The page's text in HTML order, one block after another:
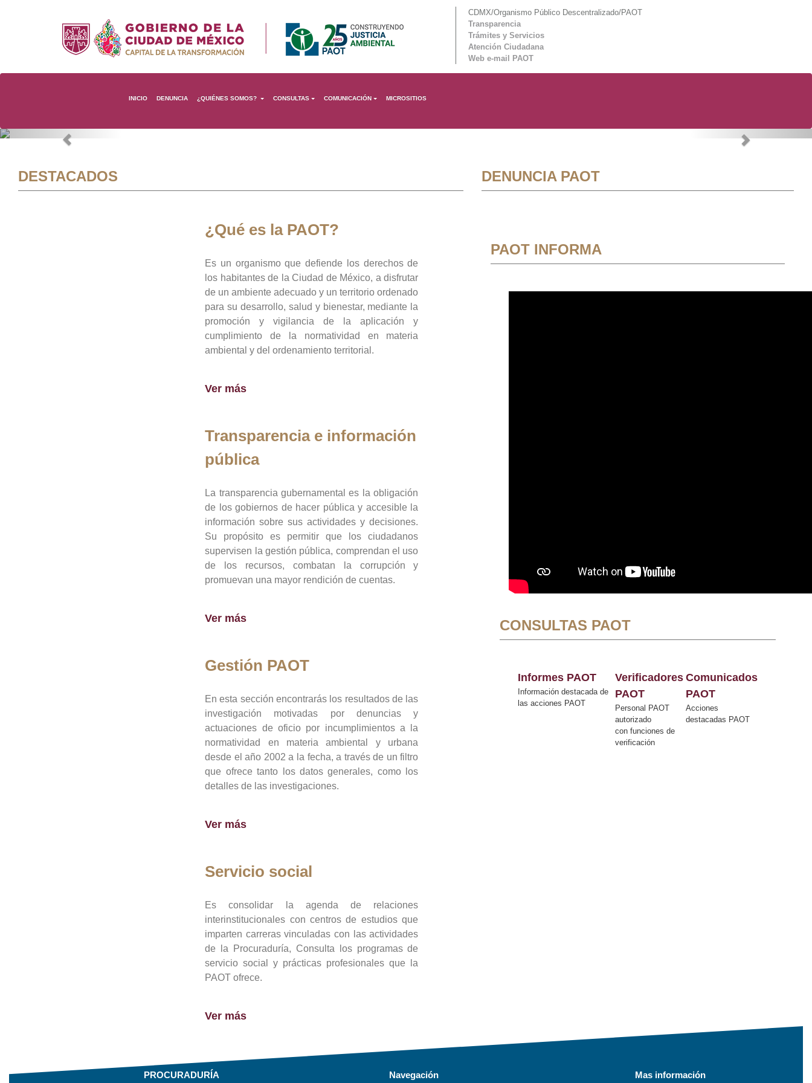
CDMX/Organismo Público Descentralizado/PAOT
Transparencia
Trámites y Servicios
Atención Ciudadana
Web e-mail PAOT
INICIO DENUNCIA ¿QUIÉNES SOMOS? CONSULTAS COMUNICACIÓN MICROSITIOS
Previous Next
DESTACADOS
¿Qué es la PAOT?
Es un organismo que defiende los derechos de
los habitantes de la Ciudad de México, a disfrutar
de un ambiente adecuado y un territorio ordenado
para su desarrollo, salud y bienestar, mediante la
promoción y vigilancia de la aplicación y
cumplimiento de la normatividad en materia
ambiental y del ordenamiento territorial.
Ver más
Transparencia e información
pública
La transparencia gubernamental es la obligación
de los gobiernos de hacer pública y accesible la
información sobre sus actividades y decisiones.
Su propósito es permitir que los ciudadanos
supervisen la gestión pública, comprendan el uso
de los recursos, combatan la corrupción y
promuevan una mayor rendición de cuentas.
Ver más
Gestión PAOT
En esta sección encontrarás los resultados de las
investigación motivadas por denuncias y
actuaciones de oficio por incumplimientos a la
normatividad en materia ambiental y urbana
desde el año 2002 a la fecha, a través de un filtro
que ofrece tanto los datos generales, como los
detalles de las investigaciones.
Ver más
Servicio social
Es consolidar la agenda de relaciones
interinstitucionales con centros de estudios que
imparten carreras vinculadas con las actividades
de la Procuraduría, Consulta los programas de
servicio social y prácticas profesionales que la
PAOT ofrece.
Ver más
DENUNCIA PAOT
PAOT INFORMA
CONSULTAS PAOT
Informes PAOT
Información destacada de
las acciones PAOT
Verificadores
PAOT
Personal PAOT
autorizado
con funciones de
verificación
Comunicados
PAOT
Acciones
destacadas PAOT
PROCURADURÍA Navegación Mas información